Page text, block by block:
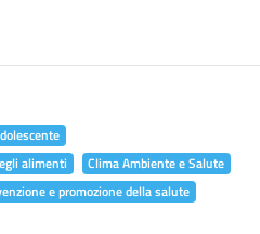
alimenti
Clima Ambiente e Salute
e promozione della salute